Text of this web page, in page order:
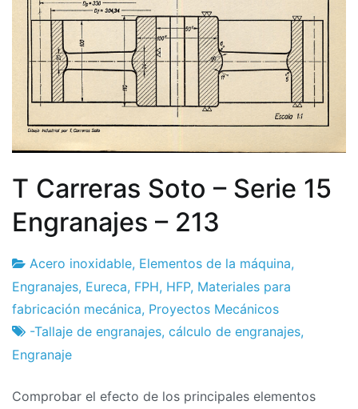
T Carreras Soto – Serie 15
Engranajes – 213
Fábrica
de
proyectos
20
de
febrero
de
Acero inoxidable, Elementos de la máquina,
Engranajes, Eureca, FPH, HFP, Materiales para
fabricación mecánica, Proyectos Mecánicos
-Tallaje de engranajes, cálculo de engranajes,
Engranaje
Comprobar el efecto de los principales elementos